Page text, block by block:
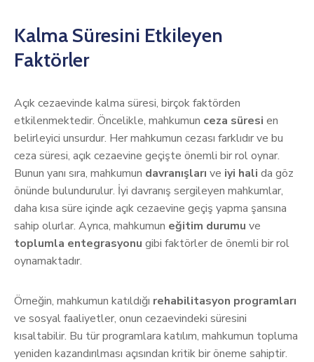
Kalma Süresini Etkileyen
Faktörler
Açık cezaevinde kalma süresi, birçok faktörden
etkilenmektedir. Öncelikle, mahkumun ceza süresi en
belirleyici unsurdur. Her mahkumun cezası farklıdır ve bu
ceza süresi, açık cezaevine geçişte önemli bir rol oynar.
Bunun yanı sıra, mahkumun davranışları ve iyi hali da göz
önünde bulundurulur. İyi davranış sergileyen mahkumlar,
daha kısa süre içinde açık cezaevine geçiş yapma şansına
sahip olurlar. Ayrıca, mahkumun eğitim durumu ve
toplumla entegrasyonu gibi faktörler de önemli bir rol
oynamaktadır.
Örneğin, mahkumun katıldığı rehabilitasyon programları
ve sosyal faaliyetler, onun cezaevindeki süresini
kısaltabilir. Bu tür programlara katılım, mahkumun topluma
yeniden kazandırılması açısından kritik bir öneme sahiptir.